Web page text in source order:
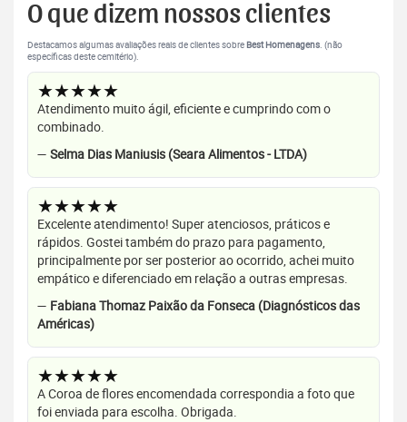
O que dizem nossos clientes
Destacamos algumas avaliações reais de clientes sobre Best Homenagens. (não
específicas deste cemitério).
★★★★★
Atendimento muito ágil, eficiente e cumprindo com o
combinado.
— Selma Dias Maniusis (Seara Alimentos - LTDA)
★★★★★
Excelente atendimento! Super atenciosos, práticos e
rápidos. Gostei também do prazo para pagamento,
principalmente por ser posterior ao ocorrido, achei muito
empático e diferenciado em relação a outras empresas.
— Fabiana Thomaz Paixão da Fonseca (Diagnósticos das
Américas)
★★★★★
A Coroa de flores encomendada correspondia a foto que
foi enviada para escolha. Obrigada.